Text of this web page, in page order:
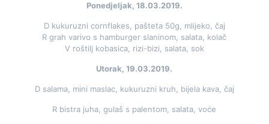
Ponedjeljak, 18.03.2019.
D kukuruzni cornflakes, pašteta 50g, mlijeko, čaj
R grah varivo s hamburger slaninom, salata, kolač
V roštilj kobasica, rizi-bizi, salata, sok
Utorak, 19.03.2019.
D salama, mini maslac, kukuruzni kruh, bijela kava, čaj
R bistra juha, gulaš s palentom, salata, voće